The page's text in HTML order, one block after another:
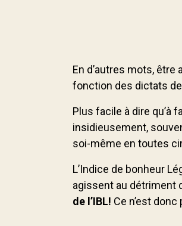
En d’autres mots,
fonction des dictats de
Plus facile à dire qu’à
insidieusement,
soi-même en toutes
L’Indice de bonheur
agissent au détriment
de l’IBL! Ce n’est